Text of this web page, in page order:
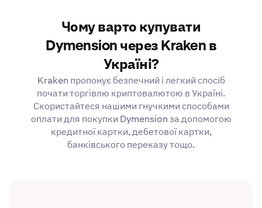
Чому варто купувати
Dymension через Kraken в
Україні?
Kraken пропонує безпечний і легкий спосіб
почати торгівлю криптовалютою в Україні.
Скористайтеся нашими гнучкими способами
оплати для покупки Dymension за допомогою
кредитної картки, дебетової картки,
банківського переказу тощо.